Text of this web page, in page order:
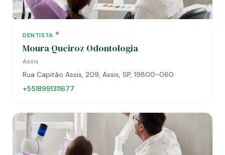
DENTISTA
Moura Queiroz Odontologia
Assis
Rua Capitão Assis, 209, Assis, SP, 19800-060
+5518991311677